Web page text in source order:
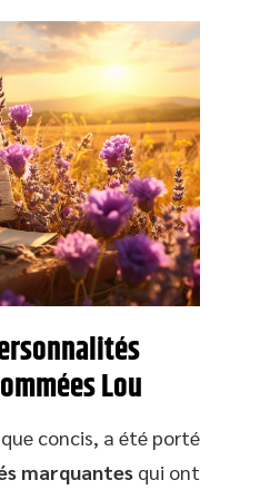
Lou
concis, a été porté
marquantes qui ont